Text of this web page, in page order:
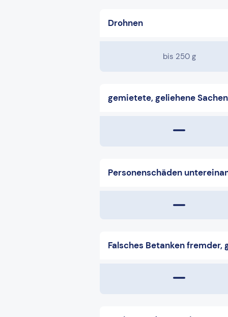
Drohnen
bis 250 g
gemietete, geliehene Sachen
Personenschäden
Falsches Betanken fremder,